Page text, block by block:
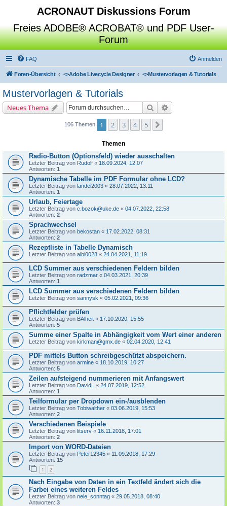
ACRONAUT Diskussions Forum
Freies ADOBE® ACROBAT® und PDF User-
Forum
FAQ Anmelden
Foren-Übersicht <>Adobe Livecycle Designer <>Mustervorlagen & Tutorials
Mustervorlagen & Tutorials
Neues Thema Suche
106 Themen 1 2 3 4 5
Themen
Radio-Button (Optionsfeld) wieder ausschalten
Letzter Beitrag von Rudolf « 18.09.2024, 12:07
Antworten: 1
Dynamische Tabelle im PDF Formular ohne LCD?
Letzter Beitrag von landei2003 « 28.07.2022, 13:11
Antworten: 1
Urlaub, Feiertage
Letzter Beitrag von c.bozok@uke.de « 04.07.2022, 22:58
Antworten: 2
Sprachwechsel
Letzter Beitrag von bekostan « 17.02.2022, 08:31
Antworten: 2
Rezeptliste in Tabelle Dynamisch
Letzter Beitrag von albi0028 « 24.04.2021, 11:19
LCD Summer aus verschiedenen Feldern bilden
Letzter Beitrag von radzmar « 04.03.2021, 20:39
Antworten: 1
LCD Summer aus verschiedenen Feldern bilden
Letzter Beitrag von sannysk « 05.02.2021, 09:36
Pflichtfelder prüfen
Letzter Beitrag von BAlheit « 17.10.2020, 15:55
Antworten: 5
Summe einer Spalte in Abhängigkeit vom Wert einer anderen
Letzter Beitrag von kirkman@gmx.de « 02.04.2020, 12:41
PDF mittels Button schreibgeschützt abspeichern.
Letzter Beitrag von armine « 18.10.2019, 10:27
Antworten: 5
Zeilen aufsteigend nummerieren mit Anfangswert
Letzter Beitrag von DavidL « 24.07.2019, 12:52
Antworten: 1
Teilformular per Dropdown ein-/ausblenden
Letzter Beitrag von Tobiwalther « 03.06.2019, 15:53
Antworten: 2
Verschiedenen Beispiele
Letzter Beitrag von litserv « 16.11.2018, 17:01
Antworten: 2
Import von WORD-Dateien
Letzter Beitrag von Peter12345 « 11.09.2018, 17:29
Antworten: 15
1 2
Nach Eingabe von Daten in ein Textfeld ändert sich die
Farbei eines weiteren Feldes
Letzter Beitrag von nele_sonntag « 29.05.2018, 08:40
Antworten: 3